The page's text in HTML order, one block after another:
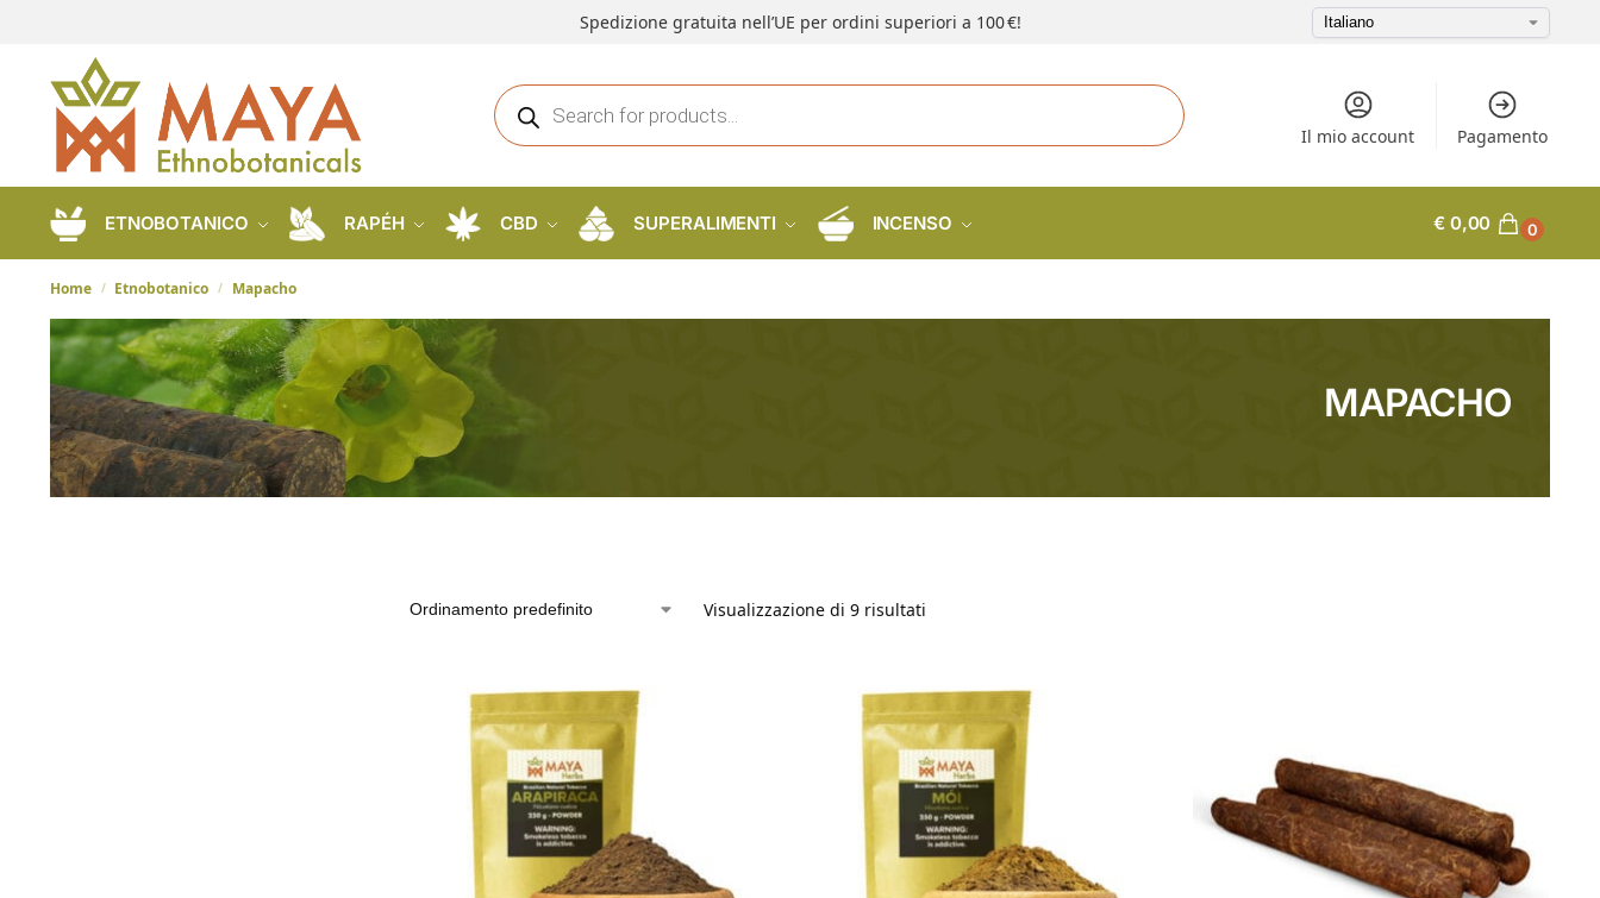
Spedizione gratuita nell’UE per ordini superiori a 100 €!
Il mio account Pagamento
ETNOBOTANICO RAPÉH CBD SUPERALIMENTI INCENSO € 0,00 0
Home / Etnobotanico / Mapacho
MAPACHO
Visualizzazione di 9 risultati